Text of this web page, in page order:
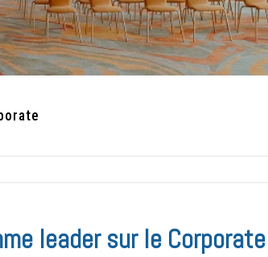
leader sur le Corporate